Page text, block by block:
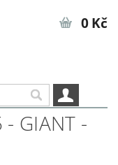
0 Kč
- GIANT -